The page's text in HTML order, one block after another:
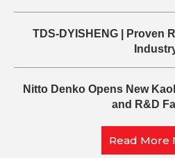
TDS-DYISHENG | Proven
Nitto Denko Opens New
and R&D
Read More